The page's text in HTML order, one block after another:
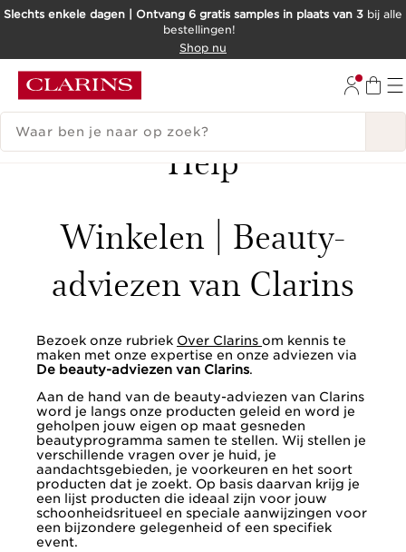
DOORGAAN NAAR INHOUD
Slechts enkele dagen | Ontvang 6 gratis samples in plaats van 3 bij alle
bestellingen!
Shop nu
ZOEKGESCHIEDENIS
Terug
Help
Winkelen | Beauty-
adviezen van Clarins
Bezoek onze rubriek Over Clarins om kennis te
maken met onze expertise en onze adviezen via
De beauty-adviezen van Clarins.
Aan de hand van de beauty-adviezen van Clarins
word je langs onze producten geleid en word je
geholpen jouw eigen op maat gesneden
beautyprogramma samen te stellen. Wij stellen je
verschillende vragen over je huid, je
aandachtsgebieden, je voorkeuren en het soort
producten dat je zoekt. Op basis daarvan krijg je
een lijst producten die ideaal zijn voor jouw
schoonheidsritueel en speciale aanwijzingen voor
een bijzondere gelegenheid of een specifiek
event.